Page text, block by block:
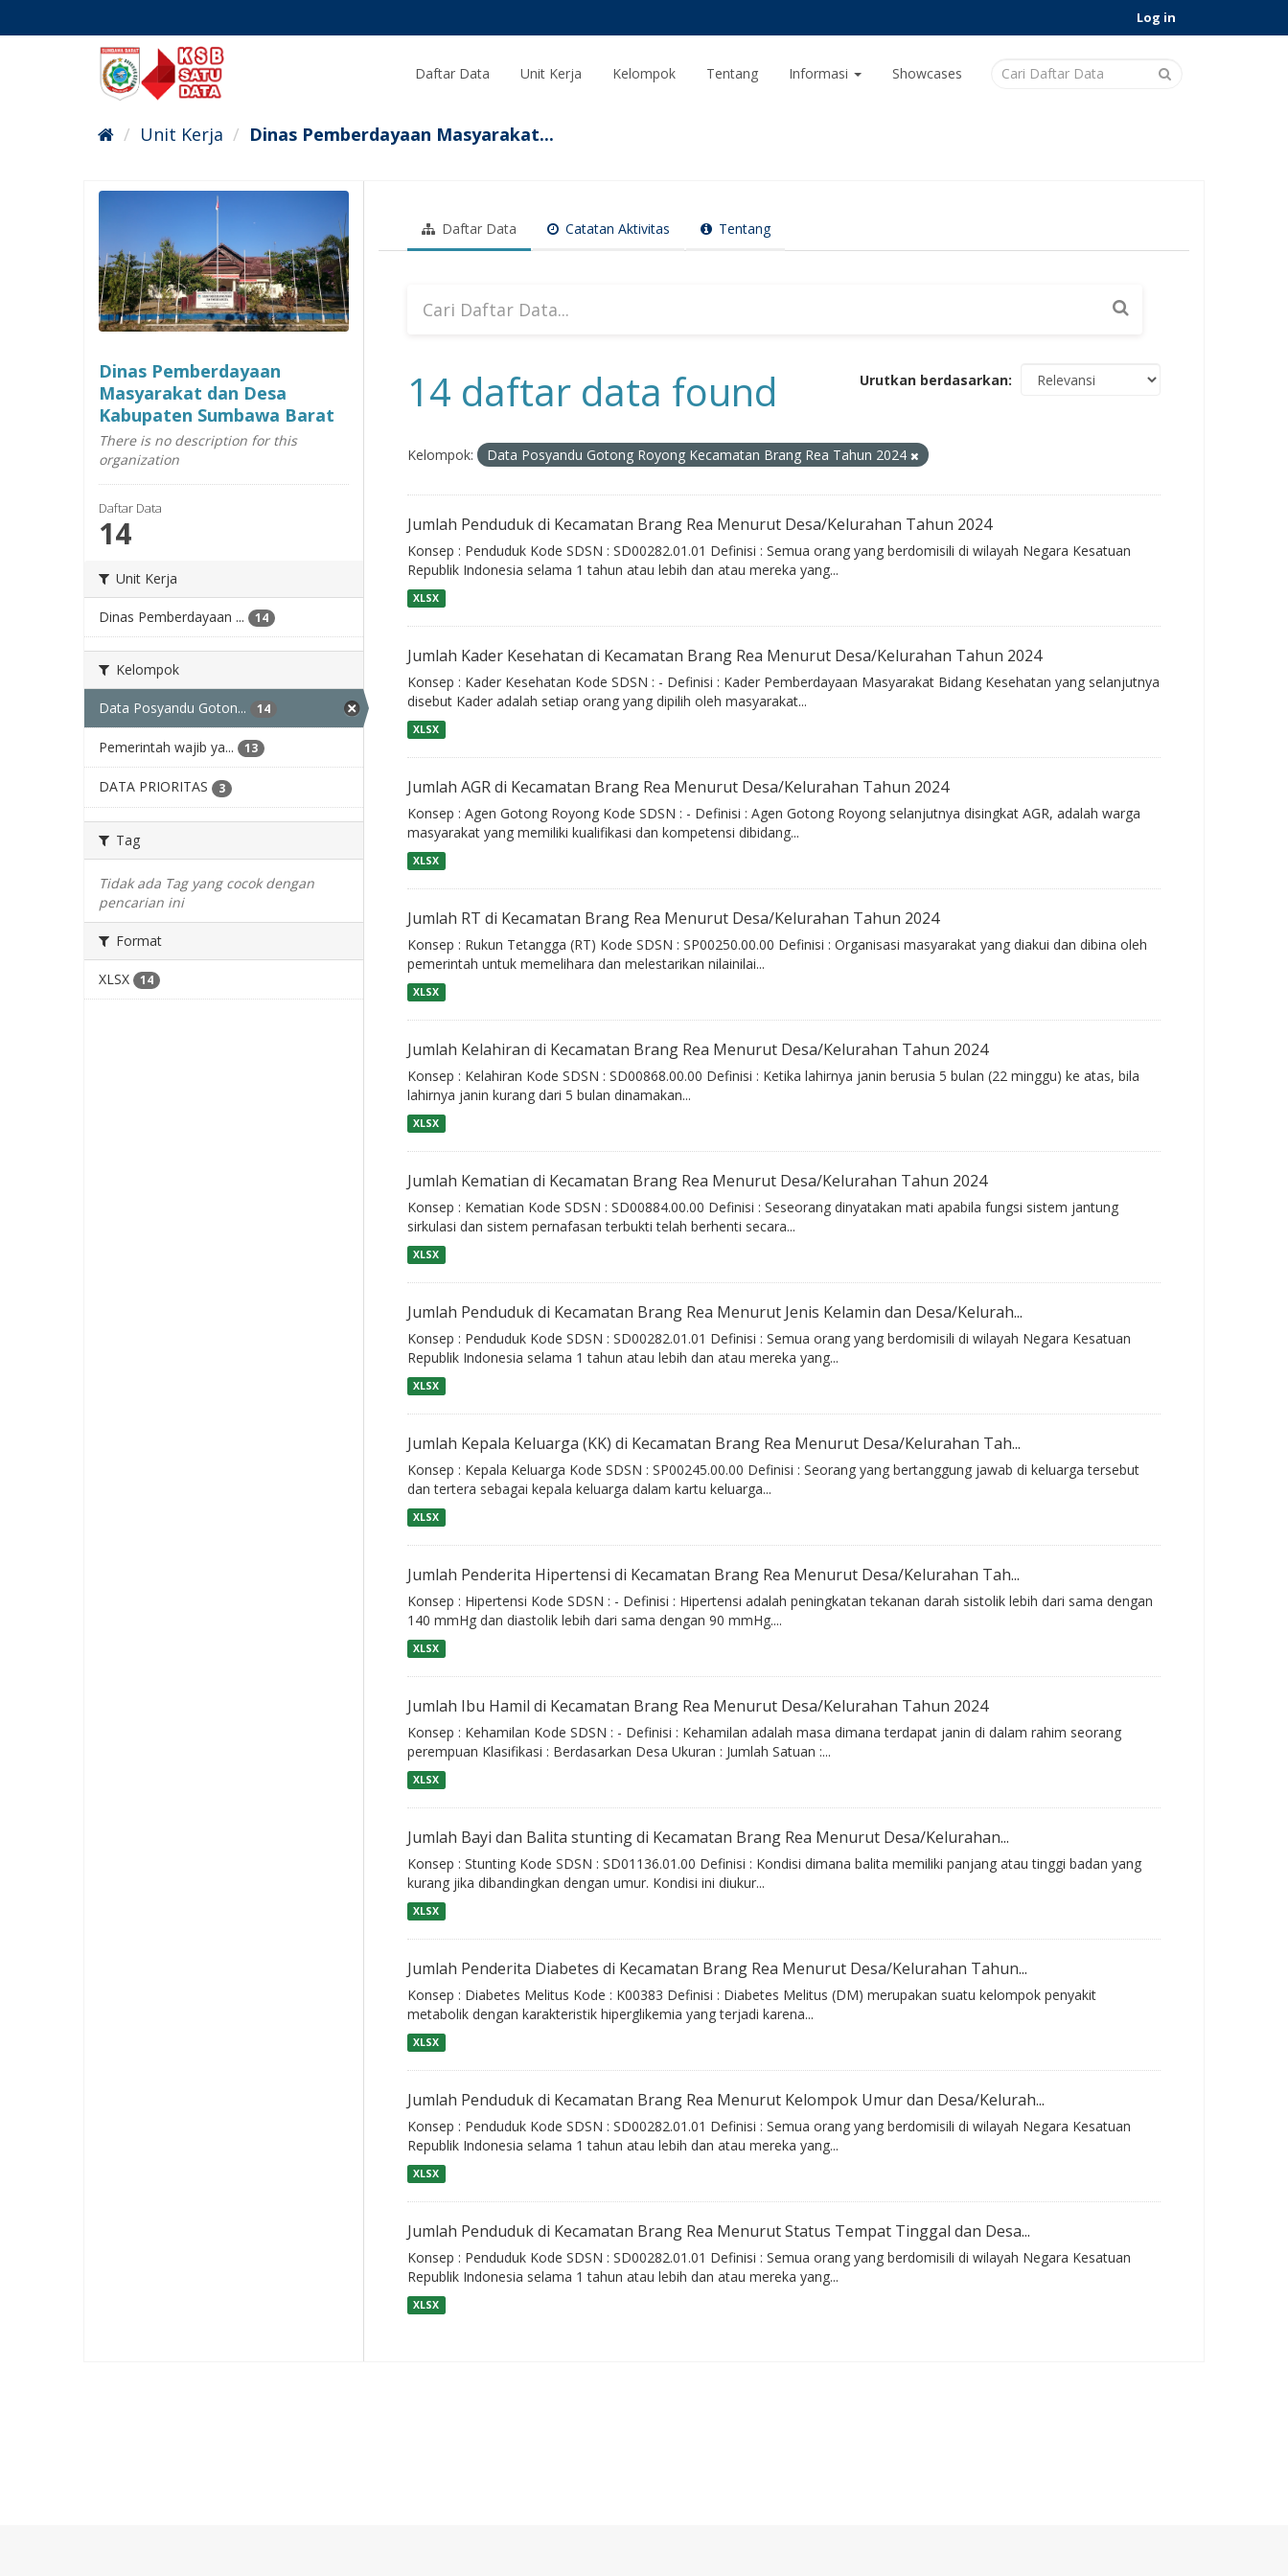
Log in
Daftar Data Unit Kerja Kelompok Tentang Informasi Showcases
Unit Kerja Dinas Pemberdayaan Masyarakat...
Dinas Pemberdayaan
Masyarakat dan Desa
Kabupaten Sumbawa Barat
There is no description for this
organization
Daftar Data
14
Unit Kerja
Dinas Pemberdayaan ... 14
Kelompok
Data Posyandu Goton... 14
Pemerintah wajib ya... 13
DATA PRIORITAS 3
Tag
Tidak ada Tag yang cocok dengan
pencarian ini
Format
XLSX 14
Daftar Data Catatan Aktivitas Tentang
Urutkan berdasarkan
14 daftar data found
Kelompok: Data Posyandu Gotong Royong Kecamatan Brang Rea Tahun 2024
Jumlah Penduduk di Kecamatan Brang Rea Menurut Desa/Kelurahan Tahun 2024
Konsep : Penduduk Kode SDSN : SD00282.01.01 Definisi : Semua orang yang berdomisili di wilayah Negara Kesatuan
Republik Indonesia selama 1 tahun atau lebih dan atau mereka yang...
XLSX
Jumlah Kader Kesehatan di Kecamatan Brang Rea Menurut Desa/Kelurahan Tahun 2024
Konsep : Kader Kesehatan Kode SDSN : - Definisi : Kader Pemberdayaan Masyarakat Bidang Kesehatan yang selanjutnya
disebut Kader adalah setiap orang yang dipilih oleh masyarakat...
XLSX
Jumlah AGR di Kecamatan Brang Rea Menurut Desa/Kelurahan Tahun 2024
Konsep : Agen Gotong Royong Kode SDSN : - Definisi : Agen Gotong Royong selanjutnya disingkat AGR, adalah warga
masyarakat yang memiliki kualifikasi dan kompetensi dibidang...
XLSX
Jumlah RT di Kecamatan Brang Rea Menurut Desa/Kelurahan Tahun 2024
Konsep : Rukun Tetangga (RT) Kode SDSN : SP00250.00.00 Definisi : Organisasi masyarakat yang diakui dan dibina oleh
pemerintah untuk memelihara dan melestarikan nilainilai...
XLSX
Jumlah Kelahiran di Kecamatan Brang Rea Menurut Desa/Kelurahan Tahun 2024
Konsep : Kelahiran Kode SDSN : SD00868.00.00 Definisi : Ketika lahirnya janin berusia 5 bulan (22 minggu) ke atas, bila
lahirnya janin kurang dari 5 bulan dinamakan...
XLSX
Jumlah Kematian di Kecamatan Brang Rea Menurut Desa/Kelurahan Tahun 2024
Konsep : Kematian Kode SDSN : SD00884.00.00 Definisi : Seseorang dinyatakan mati apabila fungsi sistem jantung
sirkulasi dan sistem pernafasan terbukti telah berhenti secara...
XLSX
Jumlah Penduduk di Kecamatan Brang Rea Menurut Jenis Kelamin dan Desa/Kelurah...
Konsep : Penduduk Kode SDSN : SD00282.01.01 Definisi : Semua orang yang berdomisili di wilayah Negara Kesatuan
Republik Indonesia selama 1 tahun atau lebih dan atau mereka yang...
XLSX
Jumlah Kepala Keluarga (KK) di Kecamatan Brang Rea Menurut Desa/Kelurahan Tah...
Konsep : Kepala Keluarga Kode SDSN : SP00245.00.00 Definisi : Seorang yang bertanggung jawab di keluarga tersebut
dan tertera sebagai kepala keluarga dalam kartu keluarga...
XLSX
Jumlah Penderita Hipertensi di Kecamatan Brang Rea Menurut Desa/Kelurahan Tah...
Konsep : Hipertensi Kode SDSN : - Definisi : Hipertensi adalah peningkatan tekanan darah sistolik lebih dari sama dengan
140 mmHg dan diastolik lebih dari sama dengan 90 mmHg....
XLSX
Jumlah Ibu Hamil di Kecamatan Brang Rea Menurut Desa/Kelurahan Tahun 2024
Konsep : Kehamilan Kode SDSN : - Definisi : Kehamilan adalah masa dimana terdapat janin di dalam rahim seorang
perempuan Klasifikasi : Berdasarkan Desa Ukuran : Jumlah Satuan :...
XLSX
Jumlah Bayi dan Balita stunting di Kecamatan Brang Rea Menurut Desa/Kelurahan...
Konsep : Stunting Kode SDSN : SD01136.01.00 Definisi : Kondisi dimana balita memiliki panjang atau tinggi badan yang
kurang jika dibandingkan dengan umur. Kondisi ini diukur...
XLSX
Jumlah Penderita Diabetes di Kecamatan Brang Rea Menurut Desa/Kelurahan Tahun...
Konsep : Diabetes Melitus Kode : K00383 Definisi : Diabetes Melitus (DM) merupakan suatu kelompok penyakit
metabolik dengan karakteristik hiperglikemia yang terjadi karena...
XLSX
Jumlah Penduduk di Kecamatan Brang Rea Menurut Kelompok Umur dan Desa/Kelurah...
Konsep : Penduduk Kode SDSN : SD00282.01.01 Definisi : Semua orang yang berdomisili di wilayah Negara Kesatuan
Republik Indonesia selama 1 tahun atau lebih dan atau mereka yang...
XLSX
Jumlah Penduduk di Kecamatan Brang Rea Menurut Status Tempat Tinggal dan Desa...
Konsep : Penduduk Kode SDSN : SD00282.01.01 Definisi : Semua orang yang berdomisili di wilayah Negara Kesatuan
Republik Indonesia selama 1 tahun atau lebih dan atau mereka yang...
XLSX